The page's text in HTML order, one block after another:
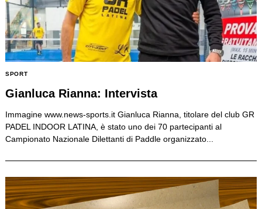
SPORT
Gianluca Rianna: Intervista
Immagine www.news-sports.it Gianluca Rianna, titolare del club GR
PADEL INDOOR LATINA, è stato uno dei 70 partecipanti al
Campionato Nazionale Dilettanti di Paddle organizzato...